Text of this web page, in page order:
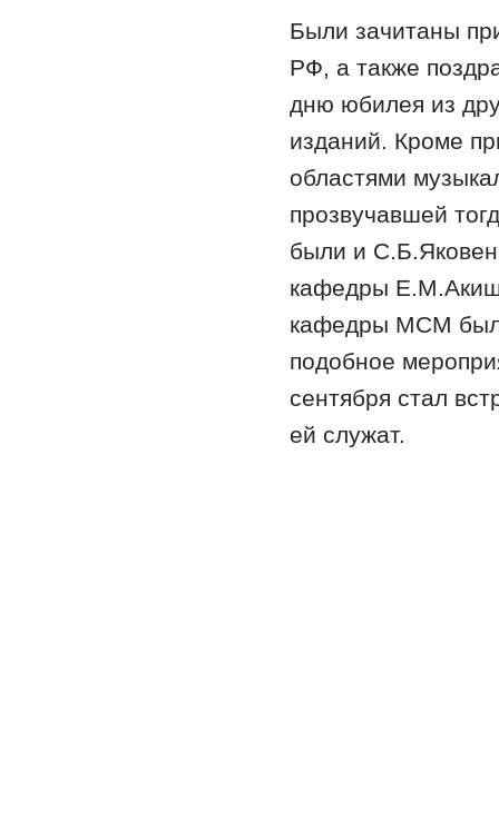
Были зачитаны
РФ, а также
дню юбилея из
изданий. Кроме
областями
прозвучавшей
были и
кафедры
кафедры МСМ
подобное
сентября стал
ей служат.